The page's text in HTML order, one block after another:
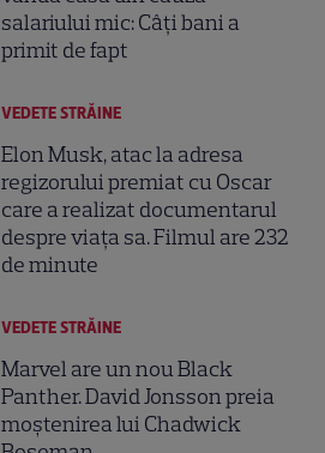
salariului mic: Câți bani a
primit de fapt
VEDETE STRĂINE
Elon Musk, atac la adresa
regizorului premiat cu Oscar
care a realizat documentarul
despre viața sa. Filmul are 232
de minute
VEDETE STRĂINE
Marvel are un nou Black
Panther. David Jonsson preia
moștenirea lui Chadwick